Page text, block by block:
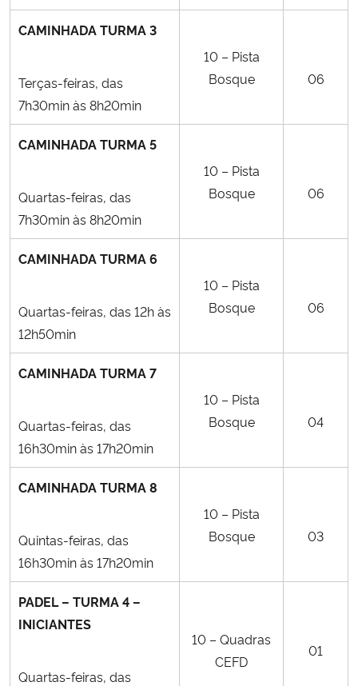
CAMINHADA TURMA 3
Terças-feiras, das
7h30min às 8h20min
10 – Pista
Bosque
06
CAMINHADA TURMA 5
Quartas-feiras, das
7h30min às 8h20min
10 – Pista
Bosque
06
CAMINHADA TURMA 6
Quartas-feiras, das 12h às
12h50min
10 – Pista
Bosque
06
CAMINHADA TURMA 7
Quartas-feiras, das
16h30min às 17h20min
10 – Pista
Bosque
04
CAMINHADA TURMA 8
Quintas-feiras, das
16h30min às 17h20min
10 – Pista
Bosque
03
PADEL – TURMA 4 –
INICIANTES
Quartas-feiras, das
10 – Quadras
CEFD
01